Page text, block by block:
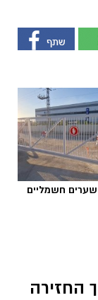
שערים חשמליים
החזירה